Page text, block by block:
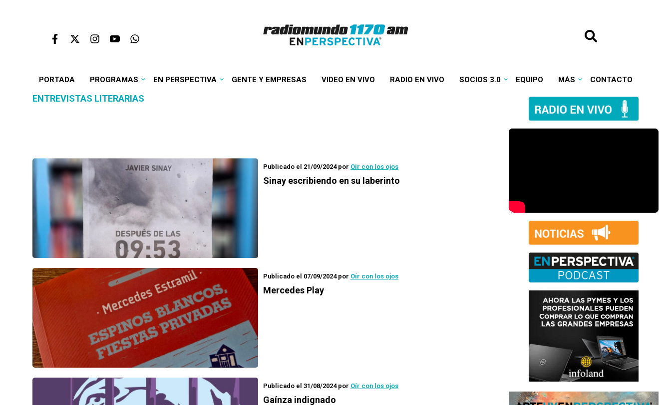
PORTADA PROGRAMAS EN PERSPECTIVA GENTE Y EMPRESAS VIDEO EN VIVO RADIO EN VIVO SOCIOS 3.0 EQUIPO MÁS CONTACTO
ENTREVISTAS LITERARIAS
Publicado el 21/09/2024por Oír con los ojos
Sinay escribiendo en su laberinto
Publicado el 07/09/2024por Oír con los ojos
Mercedes Play
Publicado el 31/08/2024por Oír con los ojos
Gaínza indignado